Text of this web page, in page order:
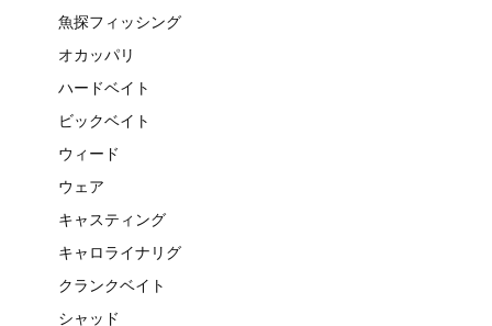
魚探フィッシング
オカッパリ
ハードベイト
ビックベイト
ウィード
ウェア
キャスティング
キャロライナリグ
クランクベイト
シャッド